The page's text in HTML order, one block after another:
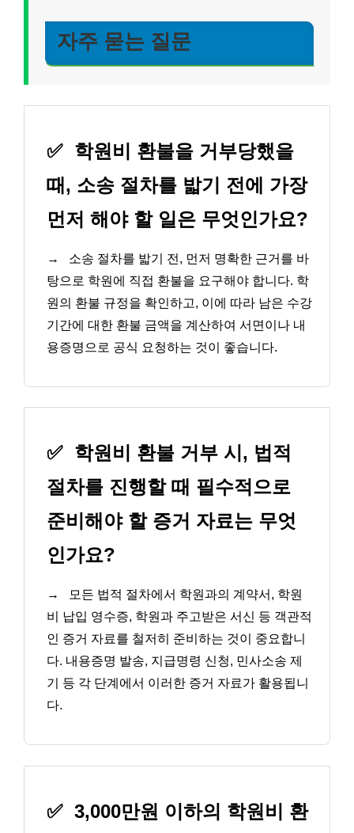
자주 묻는 질문
✅ 학원비 환불을 거부당했을
때, 소송 절차를 밟기 전에 가장
먼저 해야 할 일은 무엇인가요?
→
소송 절차를 밟기 전, 먼저 명확한 근거를 바
탕으로 학원에 직접 환불을 요구해야 합니다. 학
원의 환불 규정을 확인하고, 이에 따라 남은 수강
기간에 대한 환불 금액을 계산하여 서면이나 내
용증명으로 공식 요청하는 것이 좋습니다.
✅ 학원비 환불 거부 시, 법적
절차를 진행할 때 필수적으로
준비해야 할 증거 자료는 무엇
인가요?
→
모든 법적 절차에서 학원과의 계약서, 학원
비 납입 영수증, 학원과 주고받은 서신 등 객관적
인 증거 자료를 철저히 준비하는 것이 중요합니
다. 내용증명 발송, 지급명령 신청, 민사소송 제
기 등 각 단계에서 이러한 증거 자료가 활용됩니
다.
✅ 3,000만원 이하의 학원비 환